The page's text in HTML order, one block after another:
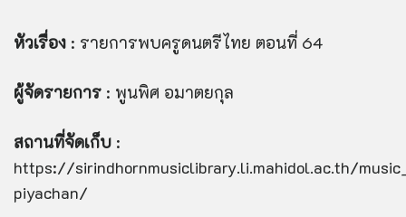
หัวเรื่อง : รายการพบครูดนตรีไทย ตอนที่ 64
ผู้จัดรายการ : พูนพิศ อมาตยกุล
สถานที่จัดเก็บ :
https://sirindhornmusiclibrary.li.mahidol.ac.th/
piyachan/